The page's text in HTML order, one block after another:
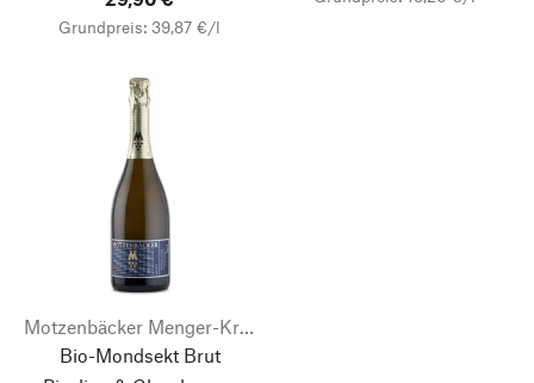
Grundpreis: 39,87 €/l
Motzenbäcker Menger-Krug
Bio-Mondsekt Brut